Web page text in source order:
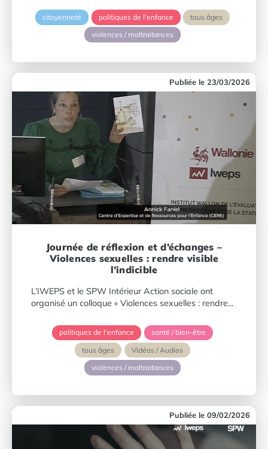
citoyenneté politiques de l'enfance
tous âges
violences / maltraitances
23/03/2026
Journée de réflexion et d’échanges –
Violences sexuelles : rendre visible
l’indicible
L’IWEPS et le SPW Intérieur Action sociale ont
organisé un colloque « Violences sexuelles : rendre...
politiques de l'enfance
santé / bien-être
tous âges
Vidéos / Audios
violences / maltraitances
09/02/2026